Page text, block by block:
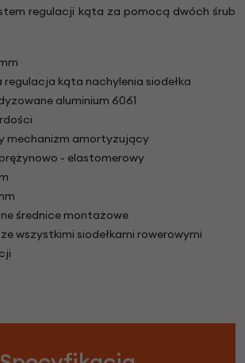
regulacji kąta za pomocą dwóch śrub
kąta nachylenia siodełka
aluminium 6061
mechanizm amortyzujący
- elastomerowy
średnice montażowe
wszystkimi siodełkami rowerowymi